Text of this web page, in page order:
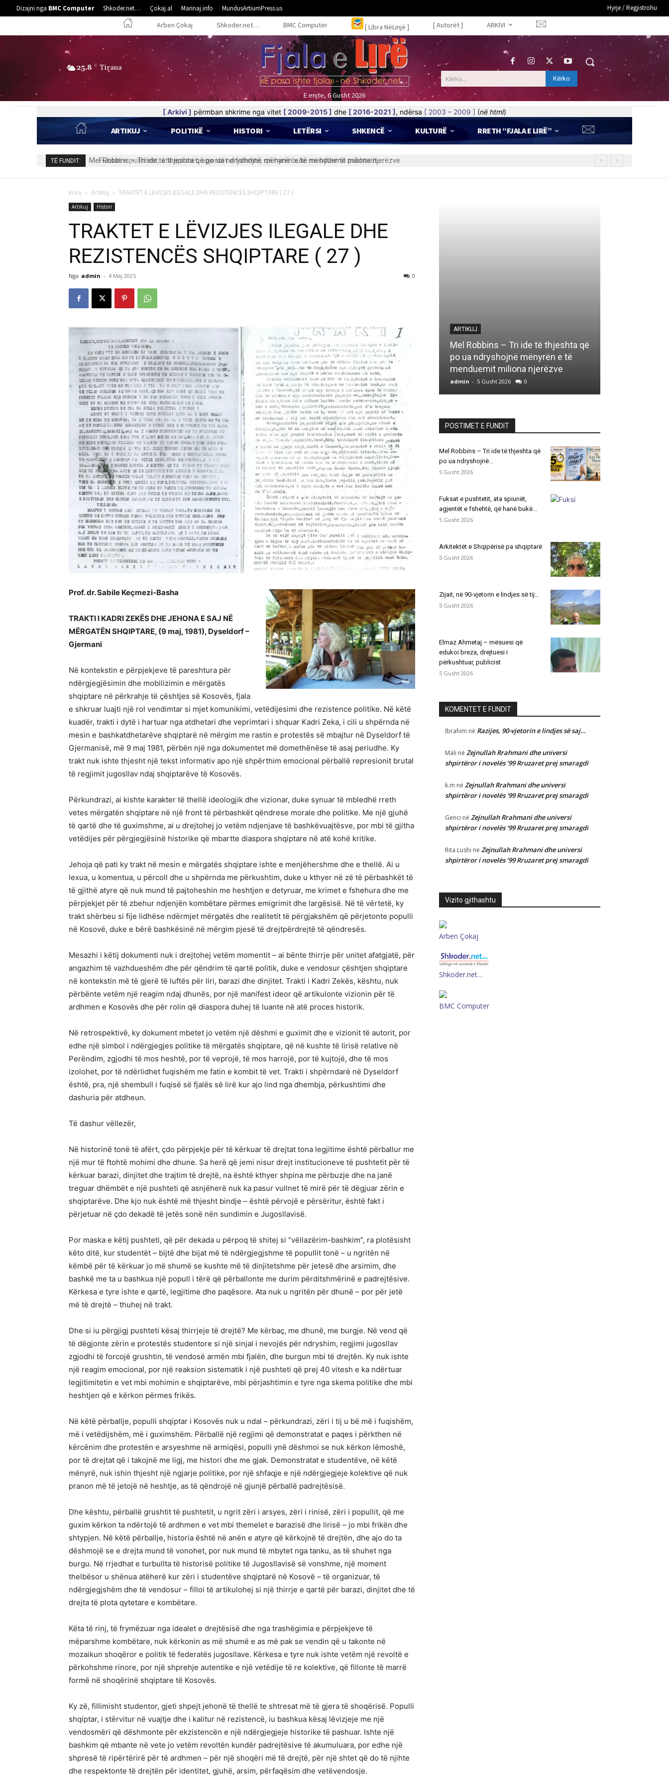
Dizajni nga BMC Computer Shkoder.net… Çokaj.al Marinaj.info MundusArtiumPress.us Hyrje / Regjistrohu
Arben Çokaj Shkoder.net… BMC Computer [ Libra NëLinjë ] [ Autorët ] ARKIVI
25.8 C Tirana
E enjte, 6 Gusht 2026
Kërko... Kërko
[ Arkivi ] përmban shkrime nga vitet [ 2009-2015 ] dhe [ 2016-2021 ], ndërsa [ 2003 – 2009 ] (në html)
ARTIKUJ POLITIKË HISTORI LETËRSI SHKENCË KULTURË RRETH “FJALA E LIRË”
TË FUNDIT: Fuksat e pushtetit, ata spiunët, agjentët e fshehtë, që hanë bukë në bythë të pushtetit…
Kreu Artikuj TRAKTET E LËVIZJES ILEGALE DHE REZISTENCËS SHQIPTARE ( 27 )
Artikuj Histori
TRAKTET E LËVIZJES ILEGALE DHE
REZISTENCËS SHQIPTARE ( 27 )
Nga admin - 4 Maj 2025 0
Prof. dr. Sabile Keçmezi-Basha
TRAKTI I KADRI ZEKËS DHE JEHONA E SAJ NË
MËRGATËN SHQIPTARE, (9 maj, 1981), Dyseldorf –
Gjermani
Në kontekstin e përpjekjeve të pareshtura për
ndërgjegjësimin dhe mobilizimin e mërgatës
shqiptare në përkrahje të çështjes së Kosovës, fjala
e shkruar luajti një rol vendimtar si mjet komunikimi, vetëdijesimi dhe rezistence politike. Në këtë
kuadër, trakti i dytë i hartuar nga atdhetari dhe veprimtari i shquar Kadri Zeka, i cili u shpërnda në
mesin e bashkatdhetarëve shqiptarë në mërgim me rastin e protestës së mbajtur në Dyseldorf të
Gjermanisë, më 9 maj 1981, përbën një nga dokumentet më domethënëse të asaj periudhe. Ky
trakt nuk ishte thjesht një tekst informativ apo një shpërthim emocional përballë represionit brutal
të regjimit jugosllav ndaj shqiptarëve të Kosovës.
Përkundrazi, ai kishte karakter të thellë ideologjik dhe vizionar, duke synuar të mbledhë rreth
vetes mërgatën shqiptare në një front të përbashkët qëndrese morale dhe politike. Me një gjuhë
të qartë dhe të guximshme, ai u drejtohej jo vetëm ndjenjave të bashkëvuajtësve, por mbi të gjitha
vetëdijes për përgjegjësinë historike që mbartte diaspora shqiptare në atë kohë kritike.
Jehoja që pati ky trakt në mesin e mërgatës shqiptare ishte e menjëhershme dhe e thellë. Ai u
lexua, u komentua, u përcoll dhe u shpërnda me përkushtim, duke u kthyer në zë të përbashkët të
të gjithë atyre që nuk mund të pajtoheshin me heshtjen e detyruar, me krimet e fshehura dhe me
përpjekjet për të zbehur ndjenjën kombëtare përmes emigrimit dhe largësisë. Në të vërtetë, ky
trakt shërbeu si fije lidhëse ndërmjet mërgatës dhe realitetit të përgjakshëm që përjetonte populli
në Kosovë, duke e bërë bashkësinë në mërgim pjesë të drejtpërdrejtë të qëndresës.
Mesazhi i këtij dokumenti nuk i drejtohej vetëm momentit – ai bënte thirrje për unitet afatgjatë, për
angazhim të vazhdueshëm dhe për qëndrim të qartë politik, duke e vendosur çështjen shqiptare
në kontekstin më të gjerë të luftës për liri, barazi dhe dinjitet. Trakti i Kadri Zekës, kështu, nuk
përbënte vetëm një reagim ndaj dhunës, por një manifest ideor që artikulonte vizionin për të
ardhmen e Kosovës dhe për rolin që diaspora duhej të luante në atë proces historik.
Në retrospektivë, ky dokument mbetet jo vetëm një dëshmi e guximit dhe e vizionit të autorit, por
edhe një simbol i ndërgjegjes politike të mërgatës shqiptare, që në kushte të lirisë relative në
Perëndim, zgjodhi të mos heshtë, por të veprojë, të mos harrojë, por të kujtojë, dhe të mos
izolohet, por të ndërlidhet fuqishëm me fatin e kombit të vet. Trakti i shpërndarë në Dyseldorf
është, pra, një shembull i fuqisë së fjalës së lirë kur ajo lind nga dhembja, përkushtimi dhe
dashuria për atdheun.
Të dashur vëllezër,
Në historinë tonë të afërt, çdo përpjekje për të kërkuar të drejtat tona legjitime është përballur me
një mur të ftohtë mohimi dhe dhune. Sa herë që jemi nisur drejt institucioneve të pushtetit për të
kërkuar barazi, dinjitet dhe trajtim të drejtë, na është kthyer shpina me përbuzje dhe na janë
treguar dhëmbët e një pushteti që asnjëherë nuk ka pasur vullnet të mirë për të dëgjuar zërin e
shqiptarëve. Dhe kjo nuk është më thjesht bindje – është përvojë e përsëritur, është fakt i
përjetuar në çdo dekadë të jetës sonë nën sundimin e Jugosllavisë.
Por maska e këtij pushteti, që për dekada u përpoq të shitej si “vëllazërim-bashkim”, ra plotësisht
këto ditë, kur studentët – bijtë dhe bijat më të ndërgjegjshme të popullit tonë – u ngritën në
këmbë për të kërkuar jo më shumë se kushte më të dinjitetshme për jetesë dhe arsimim, dhe
bashkë me ta u bashkua një popull i tërë që përballonte me durim përditshmërinë e padrejtësive.
Kërkesa e tyre ishte e qartë, legjitime dhe paqësore. Ata nuk u ngritën për dhunë – por për jetë
më të drejtë – thuhej në trakt.
Dhe si iu përgjigj pushteti kësaj thirrjeje të drejtë? Me kërbaç, me dhunë, me burgje. Në vend që
të dëgjonte zërin e protestës studentore si një sinjal i nevojës për ndryshim, regjimi jugosllav
zgjodhi të forcojë grushtin, të vendosë armën mbi fjalën, dhe burgun mbi të drejtën. Ky nuk ishte
një reagim emocional, por një reaksion sistematik i një pushteti që prej 40 vitesh e ka ndërtuar
legjitimitetin e vet mbi mohimin e shqiptarëve, mbi përjashtimin e tyre nga skema politike dhe mbi
heshtjen që e kërkon përmes frikës.
Në këtë përballje, populli shqiptar i Kosovës nuk u ndal – përkundrazi, zëri i tij u bë më i fuqishëm,
më i vetëdijshëm, më i guximshëm. Përballë një regjimi që demonstratat e paqes i përkthen në
kërcënim dhe protestën e arsyeshme në armiqësi, populli ynë dëshmoi se nuk kërkon lëmoshë,
por të drejtat që i takojnë me ligj, me histori dhe me gjak. Demonstratat e studentëve, në këtë
mënyrë, nuk ishin thjesht një ngjarje politike, por një shfaqje e një ndërgjegjeje kolektive që nuk
pranon më të jetojë në heshtje, as të qëndrojë në gjunjë përballë padrejtësisë.
Dhe kështu, përballë grushtit të pushtetit, u ngrit zëri i arsyes, zëri i rinisë, zëri i popullit, që me
guxim kërkon ta ndërtojë të ardhmen e vet mbi themelet e barazisë dhe lirisë – jo mbi frikën dhe
shtypjen. Në këtë përballje, historia është në anën e atyre që kërkojnë të drejtën, dhe ajo do ta
dëshmojë se e drejta mund të vonohet, por nuk mund të mbytet nga tanku, as të shuhet nga
burgu. Në rrjedhat e turbullta të historisë politike të Jugosllavisë së vonshme, një moment
thelbësor u shënua atëherë kur zëri i studentëve shqiptarë në Kosovë – të organizuar, të
ndërgjegjshëm dhe të vendosur – filloi të artikulohej si një thirrje e qartë për barazi, dinjitet dhe të
drejta të plota qytetare e kombëtare.
Këta të rinj, të frymëzuar nga idealet e drejtësisë dhe nga trashëgimia e përpjekjeve të
mëparshme kombëtare, nuk kërkonin as më shumë e as më pak se vendin që u takonte në
mozaikun shoqëror e politik të federatës jugosllave. Kërkesa e tyre nuk ishte vetëm një revoltë e
përkohshme rinore, por një shprehje autentike e një vetëdije të re kolektive, që fillonte të marrë
formë në shoqërinë shqiptare të Kosovës.
Ky zë, fillimisht studentor, gjeti shpejt jehonë të thellë te shtresat më të gjera të shoqërisë. Populli
shqiptar, i stërvitur në vuajtje dhe i kalitur në rezistencë, iu bashkua kësaj lëvizjeje me një
vendosmëri që dëshmonte për ekzistencën e një ndërgjegjeje historike të pashuar. Ishte një
bashkim që mbante në vete jo vetëm revoltën kundër padrejtësive të akumuluara, por edhe një
shpresë të ripërtërirë për të ardhmen – për një shoqëri më të drejtë, për një shtet që do të njihte
dhe respektonte të drejtën për identitet, gjuhë, arsim, përfaqësim dhe vetëvendosje.
ARTIKUJ
Mel Robbins – Tri ide të thjeshta që
po ua ndryshojnë mënyrën e të
menduemit miliona njerëzve
admin - 5 Gusht 2026 0
POSTIMET E FUNDIT
Mel Robbins – Tri ide të thjeshta që
po ua ndryshojnë...
5 Gusht 2026
Fuksat e pushtetit, ata spiunët,
agjentët e fshehtë, që hanë bukë...
5 Gusht 2026
Arkitektët e Shqipërisë pa shqiptarë
5 Gusht 2026
Zijait, në 90-vjetorin e lindjes së tij…
5 Gusht 2026
Elmaz Ahmetaj – mësuesi që
edukoi breza, drejtuesi i
përkushtuar, publicist
5 Gusht 2026
KOMENTET E FUNDIT
Ibrahim në Razijes, 90-vjetorin e lindjes së saj…
Mali në Zejnullah Rrahmani dhe universi
shpirtëror i novelës ‘99 Rruzaret prej smaragdi
k.m në Zejnullah Rrahmani dhe universi
shpirtëror i novelës ‘99 Rruzaret prej smaragdi
Genci në Zejnullah Rrahmani dhe universi
shpirtëror i novelës ‘99 Rruzaret prej smaragdi
Rita Lushi në Zejnullah Rrahmani dhe universi
shpirtëror i novelës ‘99 Rruzaret prej smaragdi
Vizito gjithashtu
Arben Çokaj
Shkoder.net…
BMC Computer